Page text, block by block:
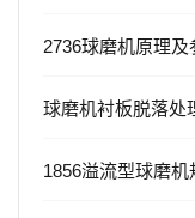
2736球磨机原理
球磨机衬板脱落
1856溢流型球磨机